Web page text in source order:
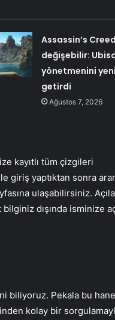
Assassin’s
değişebilir:
yönetmenini
getirdi
Ağustos 7, 2026
kayıtlı tüm çizgileri
yaptıktan sonra
ulaşabilirsiniz.
dışında isminize
biliyoruz. Pekala bu
kolay bir